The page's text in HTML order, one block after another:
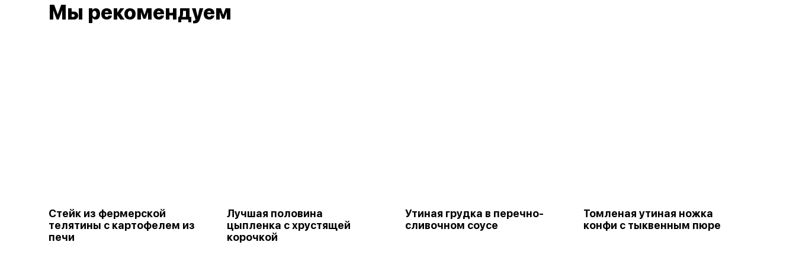
Мы рекомендуем
Стейк из фермерской
телятины с картофелем из
печи
Лучшая половина
цыпленка с хрустящей
корочкой
Утиная грудка в перечно-
сливочном соусе
Томленая утиная ножка
конфи с тыквенным пюре